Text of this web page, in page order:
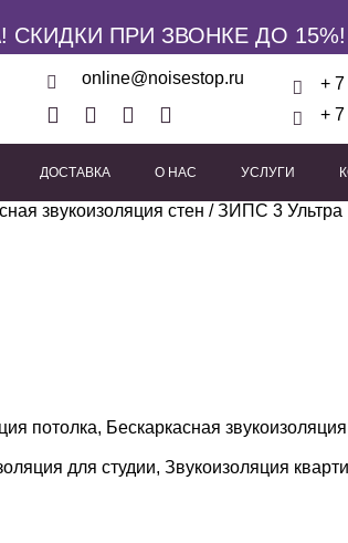
ПРИ ЗВОНКЕ ДО 15%!
online@noisestop.ru
+
+
ДОСТАВКА О НАС УСЛУГИ
звукоизоляция стен / ЗИПС 3 Ультра
потолка, Бескаркасная
для студии, Звукоизоляция